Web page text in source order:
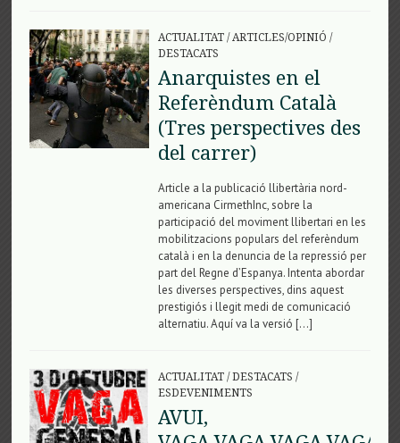
ACTUALITAT/ARTICLES/OPINIÓ /
DESTACATS
Anarquistes en el
Referèndum Català
(Tres perspectives des
del carrer)
Article a la publicació llibertària nord-
americana CirmethInc, sobre la
participació del moviment llibertari en les
mobilitzacions populars del referèndum
català i en la denuncia de la repressió per
part del Regne d’Espanya. Intenta abordar
les diverses perspectives, dins aquest
prestigiós i llegit medi de comunicació
alternatiu. Aquí va la versió […]
ACTUALITAT/DESTACATS /
ESDEVENIMENTS
AVUI,